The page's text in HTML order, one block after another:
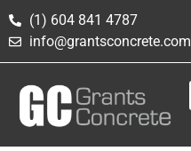
(1) 604 841 4787
info@grantsconcrete.com